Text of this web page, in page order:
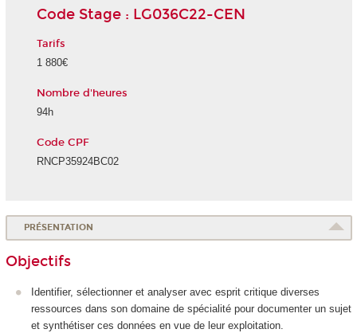
Code Stage : LG036C22-CEN
Tarifs
1 880€
Nombre d'heures
94h
Code CPF
RNCP35924BC02
PRÉSENTATION
Objectifs
Identifier, sélectionner et analyser avec esprit critique diverses
ressources dans son domaine de spécialité pour documenter un sujet
et synthétiser ces données en vue de leur exploitation.